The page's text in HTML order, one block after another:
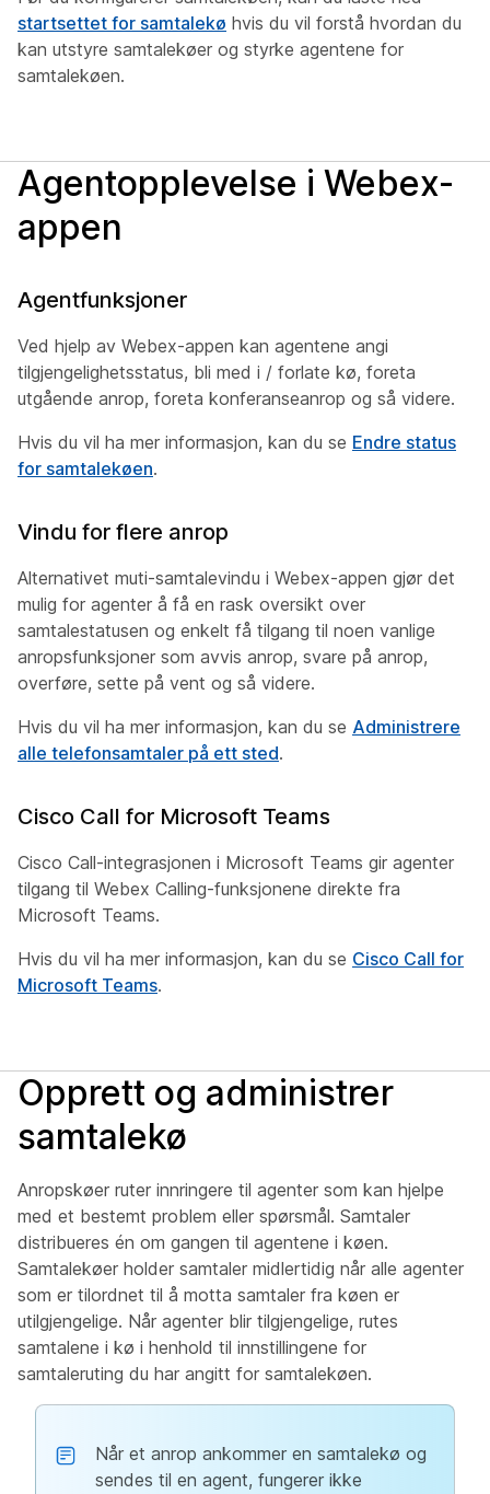
startsettet for samtalekø hvis du vil forstå hvordan du
kan utstyre samtalekøer og styrke agentene for
samtalekøen.
Agentopplevelse i Webex-
appen
Agentfunksjoner
Ved hjelp av Webex-appen kan agentene angi
tilgjengelighetsstatus, bli med i / forlate kø, foreta
utgående anrop, foreta konferanseanrop og så videre.
Hvis du vil ha mer informasjon, kan du se Endre status
for samtalekøen.
Vindu for flere anrop
Alternativet muti-samtalevindu i Webex-appen gjør det
mulig for agenter å få en rask oversikt over
samtalestatusen og enkelt få tilgang til noen vanlige
anropsfunksjoner som avvis anrop, svare på anrop,
overføre, sette på vent og så videre.
Hvis du vil ha mer informasjon, kan du se Administrere
alle telefonsamtaler på ett sted.
Cisco Call for Microsoft Teams
Cisco Call-integrasjonen i Microsoft Teams gir agenter
tilgang til Webex Calling-funksjonene direkte fra
Microsoft Teams.
Hvis du vil ha mer informasjon, kan du se Cisco Call for
Microsoft Teams.
Opprett og administrer
samtalekø
Anropskøer ruter innringere til agenter som kan hjelpe
med et bestemt problem eller spørsmål. Samtaler
distribueres én om gangen til agentene i køen.
Samtalekøer holder samtaler midlertidig når alle agenter
som er tilordnet til å motta samtaler fra køen er
utilgjengelige. Når agenter blir tilgjengelige, rutes
samtalene i kø i henhold til innstillingene for
samtaleruting du har angitt for samtalekøen.
Når et anrop ankommer en samtalekø og
sendes til en agent, fungerer ikke